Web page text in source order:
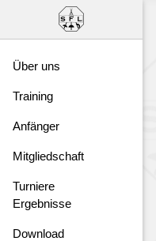
Über uns
Training
Anfänger
Mitgliedschaft
Turniere
Ergebnisse
Download